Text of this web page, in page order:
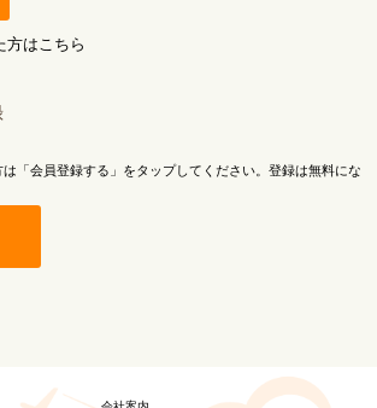
方はこちら
「会員登録する」をタップしてください。登録は無料にな